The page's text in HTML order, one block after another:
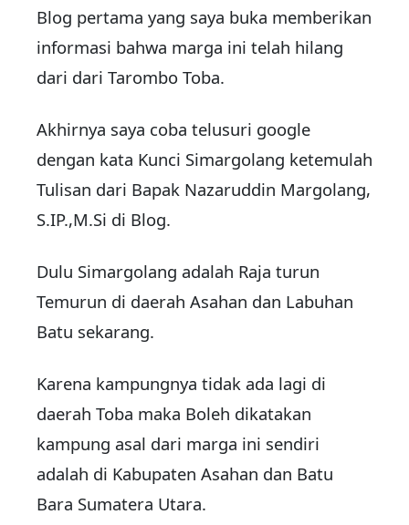
Blog pertama yang saya buka memberikan
informasi bahwa marga ini telah hilang
dari dari Tarombo Toba.
Akhirnya saya coba telusuri google
dengan kata Kunci Simargolang ketemulah
Tulisan dari Bapak Nazaruddin Margolang,
S.IP.,M.Si di Blog.
Dulu Simargolang adalah Raja turun
Temurun di daerah Asahan dan Labuhan
Batu sekarang.
Karena kampungnya tidak ada lagi di
daerah Toba maka Boleh dikatakan
kampung asal dari marga ini sendiri
adalah di Kabupaten Asahan dan Batu
Bara Sumatera Utara.